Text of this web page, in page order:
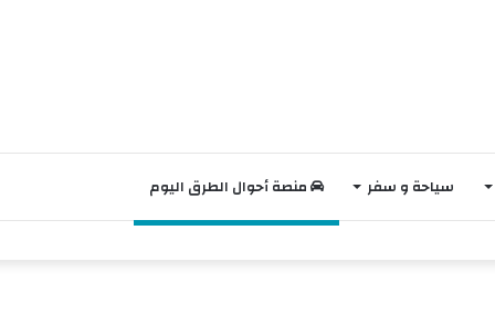
سياحة و سفر منصة أحوال الطرق اليوم